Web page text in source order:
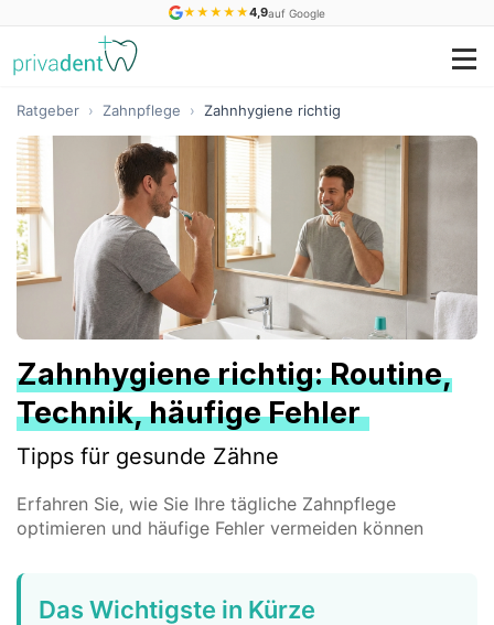
★ ★ ★ ★ ★4,9auf Google
Ratgeber › Zahnpflege › Zahnhygiene richtig
Zahnhygiene richtig: Routine,
Technik, häufige Fehler
Tipps für gesunde Zähne
Erfahren Sie, wie Sie Ihre tägliche Zahnpflege
optimieren und häufige Fehler vermeiden können
Das Wichtigste in Kürze